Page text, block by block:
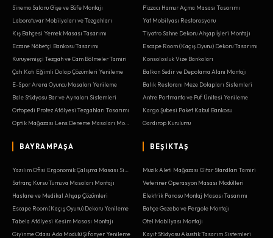
Sinema Salonu Gişe ve Büfe Montajı
Laboratuvar Mobilyaları ve Tezgahları
Kış Bahçesi Yemek Masası Tasarımı
Eczane Nöbetçi Bankosu Tasarımı
Kuruyemişçi Tezgah ve Cam Bölmeler Tamiri
Çatı Katı Eğimli Dolap Çözümleri Yenileme
E-Spor Arena Oyuncu Masaları Yenileme
Bale Stüdyosu Bar ve Aynaları Sistemleri
Ortopedi Protez Atölyesi Tezgahları Tasarımı
Pizzacı Hamur Açma Masası Tasarımı
Yat Mobilyası Restorasyonu
Tiyatro Sahne Dekoru Ahşap İşleri Montajı
Escape Room (Kaçış Oyunu) Dekoru Tasarımı
Konsolosluk Vize Bankoları
Balkon Sedir ve Depolama Alanı Montajı
Balık Restoranı Meze Dolapları Sistemleri
Antre Portmanto ve Puf Ünitesi Yenileme
Kargo Şubesi Paket Kabul Bankosu
Gardırop Kurulumu
BAYRAMPAŞA
Satranç Kursu Turnuva Masaları Montajı
Hastane ve Medikal Ahşap Çözümleri
Escape Room (Kaçış Oyunu) Dekoru Yenileme
Tabela Atölyesi Kesim Masası Montajı
Giyinme Odası Ada Modülü Şifonyer Yenileme
BEŞIKTAŞ
Müzik Aleti Mağazası Gitar Standları Tamiri
Veteriner Operasyon Masası Modülleri
Elektrik Panosu Montaj Masası Tasarımı
Bahçe Gazebo ve Pergole Montajı
Otel Mobilyası Montajı
Kayıt Stüdyosu Akustik Tasarım Sistemleri